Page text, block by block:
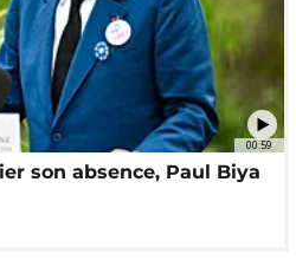
00:59
son absence, Paul Biya